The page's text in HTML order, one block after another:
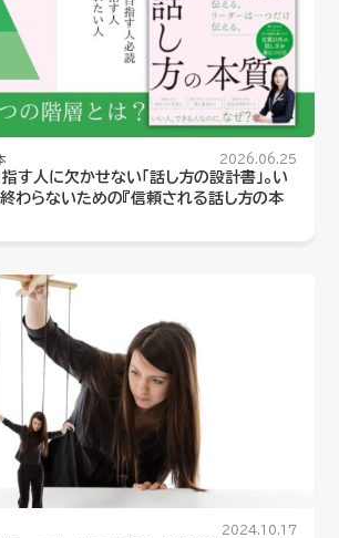
2026.06.25
す人に欠かせない「話し方の設計書」。い
わらないための『信頼される話し方の本
2024.10.17